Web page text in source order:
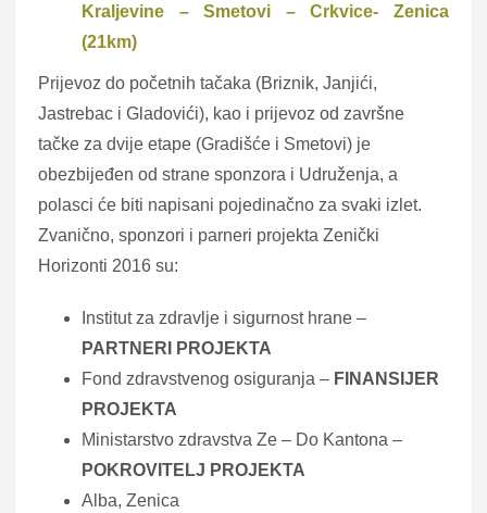
Kraljevine – Smetovi – Crkvice- Zenica
(21km)
Prijevoz do početnih tačaka (Briznik, Janjići,
Jastrebac i Gladovići), kao i prijevoz od završne
tačke za dvije etape (Gradišće i Smetovi) je
obezbijeđen od strane sponzora i Udruženja, a
polasci će biti napisani pojedinačno za svaki izlet.
Zvanično, sponzori i parneri projekta Zenički
Horizonti 2016 su:
Institut za zdravlje i sigurnost hrane –
PARTNERI PROJEKTA
Fond zdravstvenog osiguranja – FINANSIJER
PROJEKTA
Ministarstvo zdravstva Ze – Do Kantona –
POKROVITELJ PROJEKTA
Alba, Zenica